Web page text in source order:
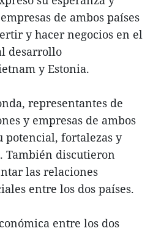
de ambos países
y hacer negocios en el
desarrollo
y Estonia.
representantes de
y empresas de ambos
potencial, fortalezas y
También discutieron
las relaciones
entre los dos países.
entre los dos